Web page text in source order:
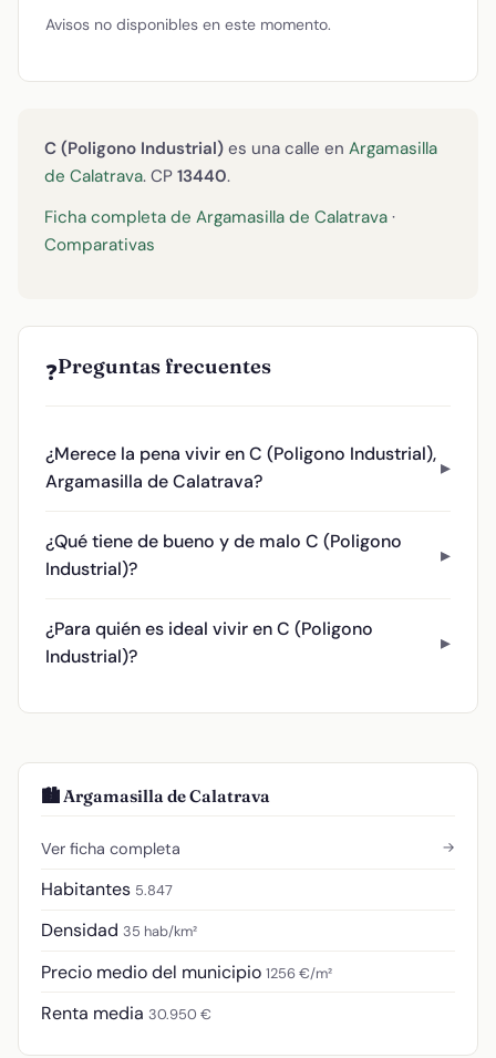
Avisos no disponibles en este momento.
C (Poligono Industrial) es una calle en Argamasilla
de Calatrava. CP 13440.
Ficha completa de Argamasilla de Calatrava ·
Comparativas
❓Preguntas frecuentes
¿Merece la pena vivir en C (Poligono Industrial),
Argamasilla de Calatrava?
¿Qué tiene de bueno y de malo C (Poligono
Industrial)?
¿Para quién es ideal vivir en C (Poligono
Industrial)?
🏙️ Argamasilla de Calatrava
Ver ficha completa →
Habitantes 5.847
Densidad 35 hab/km²
Precio medio del municipio 1256 €/m²
Renta media 30.950 €